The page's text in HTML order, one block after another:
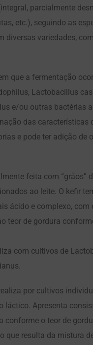
parcialmente
etc.), seguindo as
diversas variedades,
que a fermentação
Lactobacillus
e/ou outras bactérias
das características
e pode ter adição de
feita com “grãos”
ao leite. O kefir
ácido e complexo, com
teor de gordura
com cultivos de
por cultivos
láctico. Apresenta
conforme o teor de
que resulta da mistura